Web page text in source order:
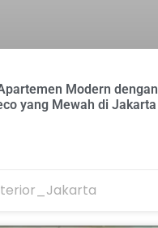
Modern dengan
yang Mewah di Jakarta